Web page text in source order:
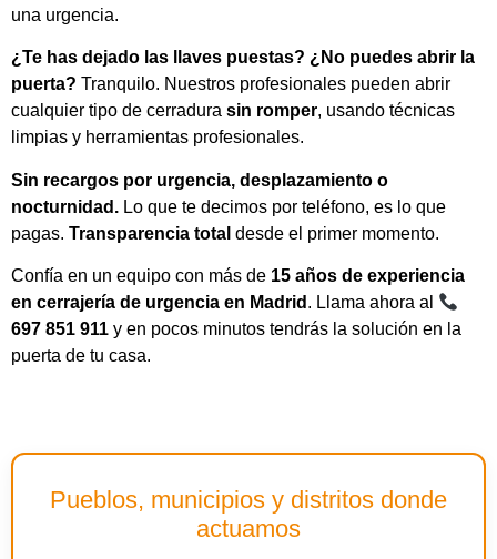
una urgencia.
¿Te has dejado las llaves puestas? ¿No puedes abrir la
puerta? Tranquilo. Nuestros profesionales pueden abrir
cualquier tipo de cerradura sin romper, usando técnicas
limpias y herramientas profesionales.
Sin recargos por urgencia, desplazamiento o
nocturnidad. Lo que te decimos por teléfono, es lo que
pagas. Transparencia total desde el primer momento.
Confía en un equipo con más de 15 años de experiencia
en cerrajería de urgencia en Madrid . Llama ahora al
697 851 911 y en pocos minutos tendrás la solución en la
puerta de tu casa.
Pueblos, municipios y distritos donde
actuamos